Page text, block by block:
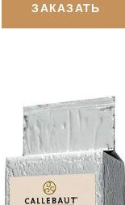
ЗАКАЗАТЬ